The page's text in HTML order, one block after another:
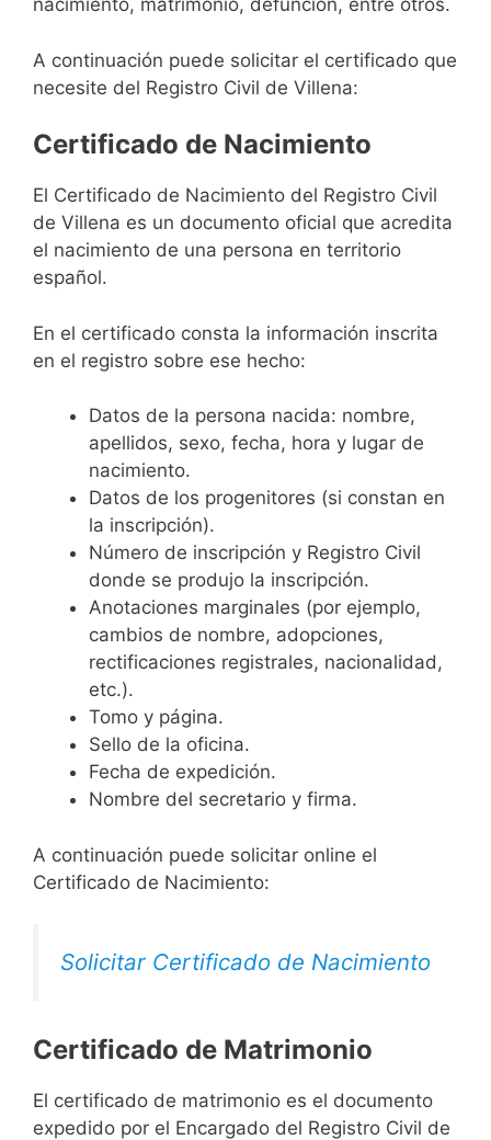
nacimiento, matrimonio, defunción, entre otros.
A continuación puede solicitar el certificado que
necesite del Registro Civil de Villena:
Certificado de Nacimiento
El Certificado de Nacimiento del Registro Civil
de Villena es un documento oficial que acredita
el nacimiento de una persona en territorio
español.
En el certificado consta la información inscrita
en el registro sobre ese hecho:
Datos de la persona nacida: nombre,
apellidos, sexo, fecha, hora y lugar de
nacimiento.
Datos de los progenitores (si constan en
la inscripción).
Número de inscripción y Registro Civil
donde se produjo la inscripción.
Anotaciones marginales (por ejemplo,
cambios de nombre, adopciones,
rectificaciones registrales, nacionalidad,
etc.).
Tomo y página.
Sello de la oficina.
Fecha de expedición.
Nombre del secretario y firma.
A continuación puede solicitar online el
Certificado de Nacimiento:
Solicitar Certificado de Nacimiento
Certificado de Matrimonio
El certificado de matrimonio es el documento
expedido por el Encargado del Registro Civil de